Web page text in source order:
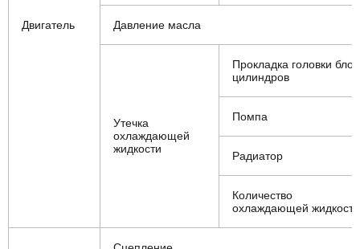
Двигатель Давление масла
Утечка
охлаждающей
жидкости
Прокладка головки
цилиндров
Помпа
Радиатор
Количество
охлаждающей жидкости